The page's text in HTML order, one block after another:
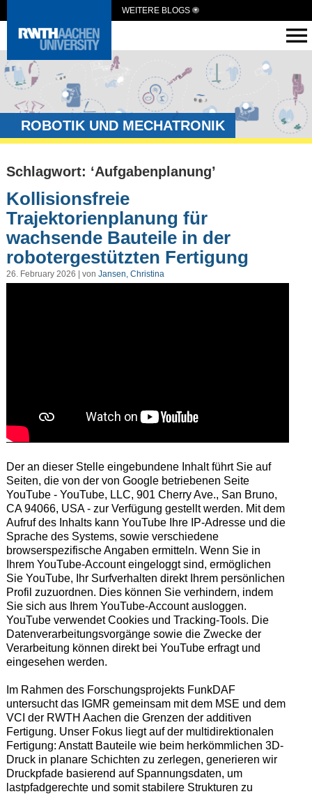
WEITERE BLOGS
ROBOTIK UND MECHATRONIK
Schlagwort: ‘Aufgabenplanung’
Kollisionsfreie
Trajektorienplanung für
wachsende Bauteile in der
robotergestützten Fertigung
26. February 2026 | von Jansen, Christina
Der an dieser Stelle eingebundene Inhalt führt Sie auf
Seiten, die von der von Google betriebenen Seite
YouTube - YouTube, LLC, 901 Cherry Ave., San Bruno,
CA 94066, USA - zur Verfügung gestellt werden. Mit dem
Aufruf des Inhalts kann YouTube Ihre IP-Adresse und die
Sprache des Systems, sowie verschiedene
browserspezifische Angaben ermitteln. Wenn Sie in
Ihrem YouTube-Account eingeloggt sind, ermöglichen
Sie YouTube, Ihr Surfverhalten direkt Ihrem persönlichen
Profil zuzuordnen. Dies können Sie verhindern, indem
Sie sich aus Ihrem YouTube-Account ausloggen.
YouTube verwendet Cookies und Tracking-Tools. Die
Datenverarbeitungsvorgänge sowie die Zwecke der
Verarbeitung können direkt bei YouTube erfragt und
eingesehen werden.
Im Rahmen des Forschungsprojekts FunkDAF
untersucht das IGMR gemeinsam mit dem MSE und dem
VCI der RWTH Aachen die Grenzen der additiven
Fertigung. Unser Fokus liegt auf der multidirektionalen
Fertigung: Anstatt Bauteile wie beim herkömmlichen 3D-
Druck in planare Schichten zu zerlegen, generieren wir
Druckpfade basierend auf Spannungsdaten, um
lastpfadgerechte und somit stabilere Strukturen zu